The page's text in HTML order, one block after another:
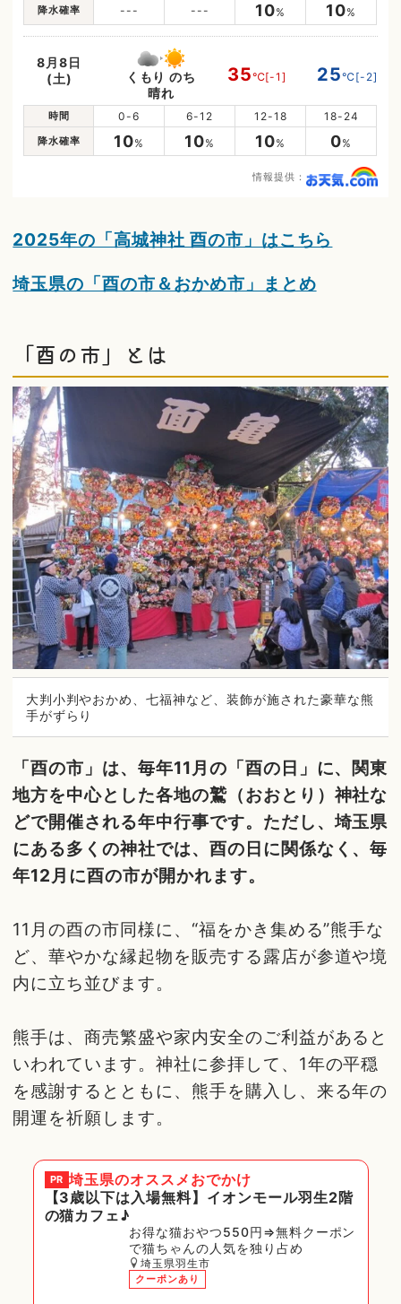
降水確率 --- --- 10% 10%
8月8日
(土)
くもり のち
晴れ
35℃[-1] 25℃[-2]
時間 0-6 6-12 12-18 18-24
降水確率 10% 10% 10% 0%
情報提供：
2025年の「高城神社 酉の市」はこちら
埼玉県の「酉の市＆おかめ市」まとめ
「酉の市」とは
大判小判やおかめ、七福神など、装飾が施された豪華な熊
手がずらり
「酉の市」は、毎年11月の「酉の日」に、関東
地方を中心とした各地の鷲（おおとり）神社な
どで開催される年中行事です。ただし、埼玉県
にある多くの神社では、酉の日に関係なく、毎
年12月に酉の市が開かれます。
11月の酉の市同様に、“福をかき集める”熊手な
ど、華やかな縁起物を販売する露店が参道や境
内に立ち並びます。
熊手は、商売繁盛や家内安全のご利益があると
いわれています。神社に参拝して、1年の平穏
を感謝するとともに、熊手を購入し、来る年の
開運を祈願します。
PR 埼玉県のオススメおでかけ
【3歳以下は入場無料】イオンモール羽生2階
の猫カフェ♪
お得な猫おやつ550円⇒無料クーポン
で猫ちゃんの人気を独り占め
埼玉県羽生市
クーポンあり